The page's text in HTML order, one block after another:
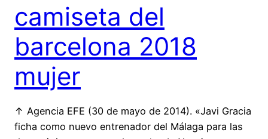
camiseta del
barcelona 2018
mujer
↑ Agencia EFE (30 de mayo de 2014). «Javi Gracia
ficha como nuevo entrenador del Málaga para las